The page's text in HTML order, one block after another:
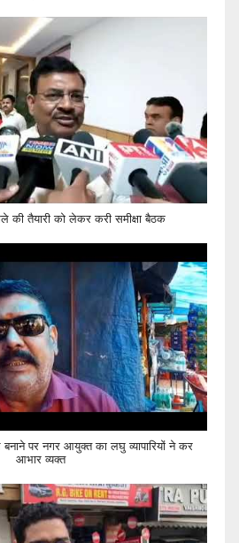
तैयारी को लेकर करी समीक्षा बैठक
पर नगर आयुक्त का लघु व्यापारियों ने कर
आभार व्यक्त